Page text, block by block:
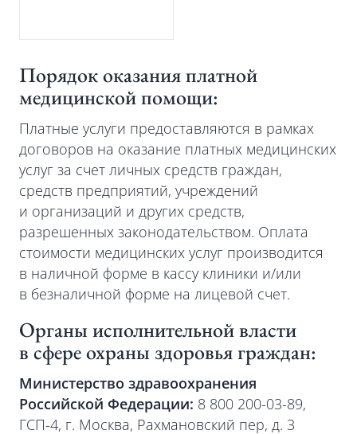
Порядок оказания платной
медицинской помощи:
Платные услуги предоставляются в рамках
договоров на оказание платных медицинских
услуг за счет личных средств граждан,
средств предприятий, учреждений
и организаций и других средств,
разрешенных законодательством. Оплата
стоимости медицинских услуг производится
в наличной форме в кассу клиники и/или
в безналичной форме на лицевой счет.
Органы исполнительной власти
в сфере охраны здоровья граждан:
Министерство здравоохранения
Российской Федерации: 8 800 200-03-89,
ГСП-4, г. Москва, Рахмановский пер, д. 3